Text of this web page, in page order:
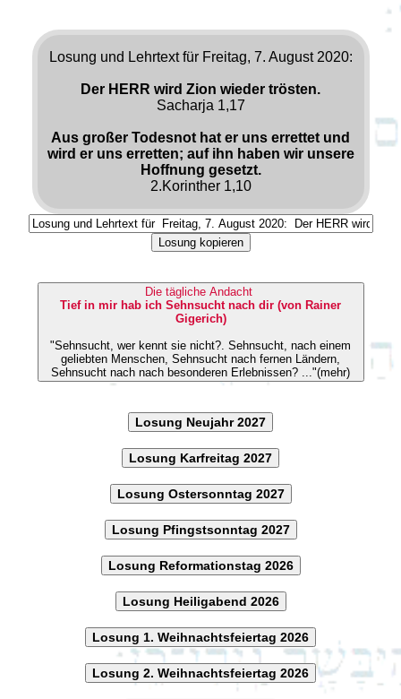
Losung und Lehrtext für Freitag, 7. August 2020:
Der HERR wird Zion wieder trösten.
Sacharja 1,17
Aus großer Todesnot hat er uns errettet und
wird er uns erretten; auf ihn haben wir unsere
Hoffnung gesetzt.
2.Korinther 1,10
Losung kopieren
Die tägliche Andacht
Tief in mir hab ich Sehnsucht nach dir (von Rainer
Gigerich)
"Sehnsucht, wer kennt sie nicht?. Sehnsucht, nach einem
geliebten Menschen, Sehnsucht nach fernen Ländern,
Sehnsucht nach nach besonderen Erlebnissen? ..."(mehr)
Losung Neujahr 2027
Losung Karfreitag 2027
Losung Ostersonntag 2027
Losung Pfingstsonntag 2027
Losung Reformationstag 2026
Losung Heiligabend 2026
Losung 1. Weihnachtsfeiertag 2026
Losung 2. Weihnachtsfeiertag 2026